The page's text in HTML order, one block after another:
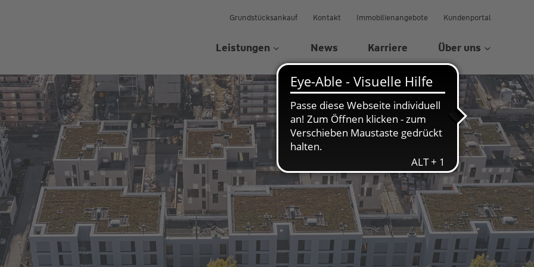
Grundstücksankauf Kontakt Immobilienangebote Kundenportal
Leistungen News Karriere Über uns